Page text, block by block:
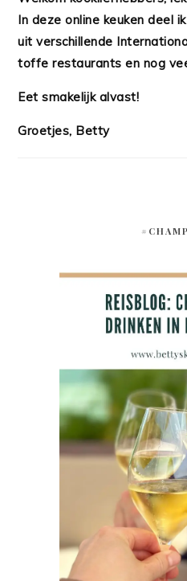
In deze online keuken deel
uit verschillende
toffe restaurants en nog
Eet smakelijk alvast!
Groetjes, Betty